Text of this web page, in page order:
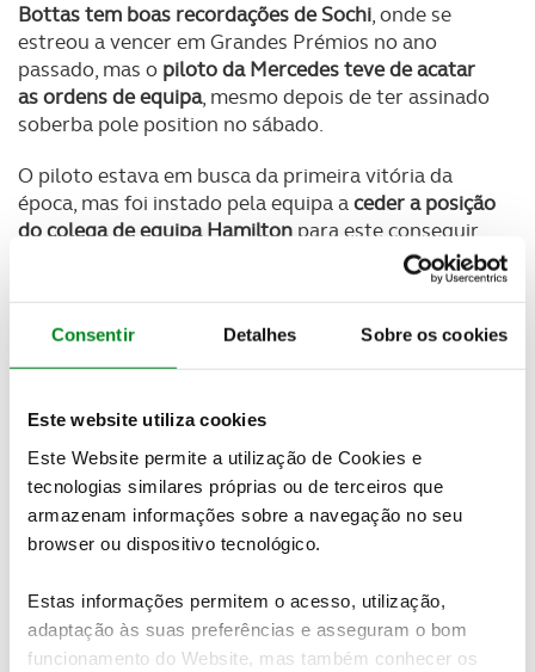
Consentir Detalhes Sobre os cookies
Este website utiliza cookies
Este Website permite a utilização de Cookies e
tecnologias similares próprias ou de terceiros que
armazenam informações sobre a navegação no seu
browser ou dispositivo tecnológico.
Estas informações permitem o acesso, utilização,
adaptação às suas preferências e asseguram o bom
funcionamento do Website, mas também conhecer os
Bottas tem boas recordações de Sochi, onde se
estreou a vencer em Grandes Prémios no ano
passado, mas o piloto da Mercedes teve de acatar
as ordens de equipa, mesmo depois de ter assinado
soberba pole position no sábado.
O piloto estava em busca da primeira vitória da
época, mas foi instado pela equipa aceder a posição
do colega de equipa Hamilton para este conseguir
aumentar ainda mais a vantagem na frente da luta
pelo título. E o pedido surgiu mesmo ainda antes de
O finlandês acedeu sem contestações, sacrificando a
manteve a invencibilidade da Mercedes em Sochi,
como também
permitiu a Hamilton aumentar a
vantagem sobre
Sebastian Vettel
no Campeonato
para uns impressionantes 50 pontos depois deste
ter cruzado a linha de meta em terceiro.
forçado a passar Vettel em pista a caminho daquela
que acabou por ser a sua terceira vitória em Sochi,
elogiou depois o cavalheirismo de Bottas, tal como